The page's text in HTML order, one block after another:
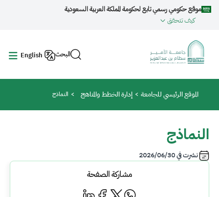
تجاوز إلى المحتوى الرئيسي
موقع حكومي رسمي تابع لحكومة المملكة العربية السعودية
كيف تتحقق
البحث English
مسار التنقل
الموقع الرئيسي للجامعة إدارة الخطط والمناهج النماذج
النماذج
نشرت في2026/06/30
مشاركة الصفحة